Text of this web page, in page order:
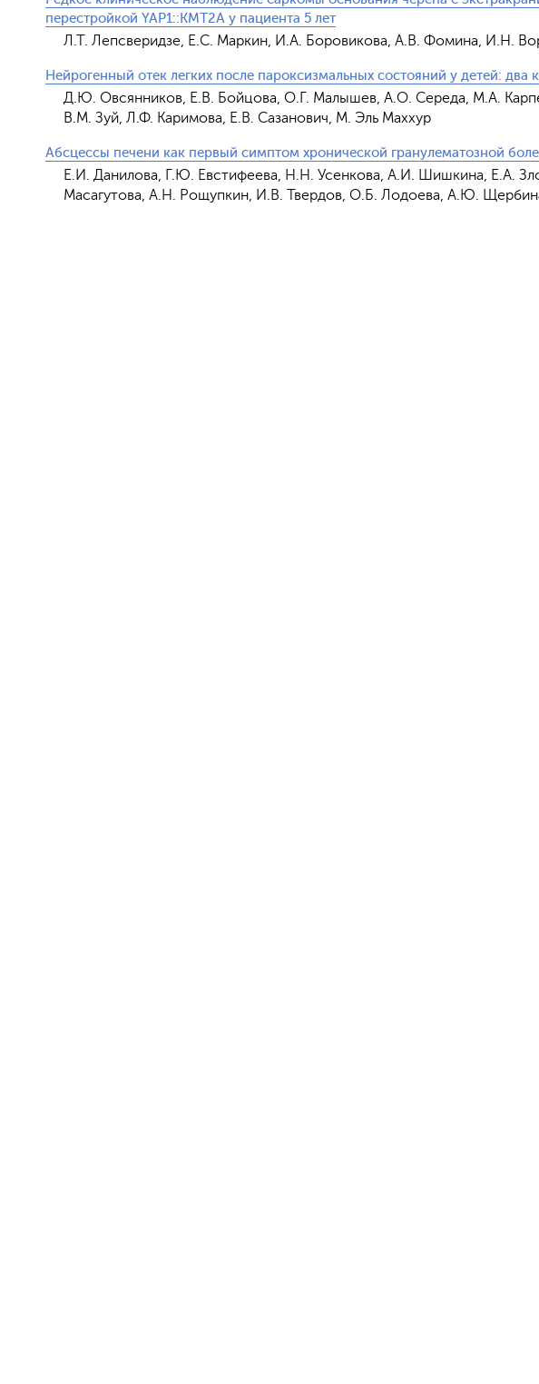
перестройкой YAP1::KMT2A у пациента 5 лет
Л.Т. Лепсверидзе, Е.С. Маркин, И.А. Боровикова, А.В. Фомина, И.Н.
Нейрогенный отек легких после пароксизмальных состояний у детей: два
Д.Ю. Овсянников, Е.В. Бойцова, О.Г. Малышев, А.О. Середа, М.А.
В.М. Зуй, Л.Ф. Каримова, Е.В. Сазанович, М. Эль Маххур
Абсцессы печени как первый симптом хронической гранулематозной
Е.И. Данилова, Г.Ю. Евстифеева, Н.Н. Усенкова, А.И. Шишкина, Е.А.
Масагутова, А.Н. Рощупкин, И.В. Твердов, О.Б. Лодоева, А.Ю.